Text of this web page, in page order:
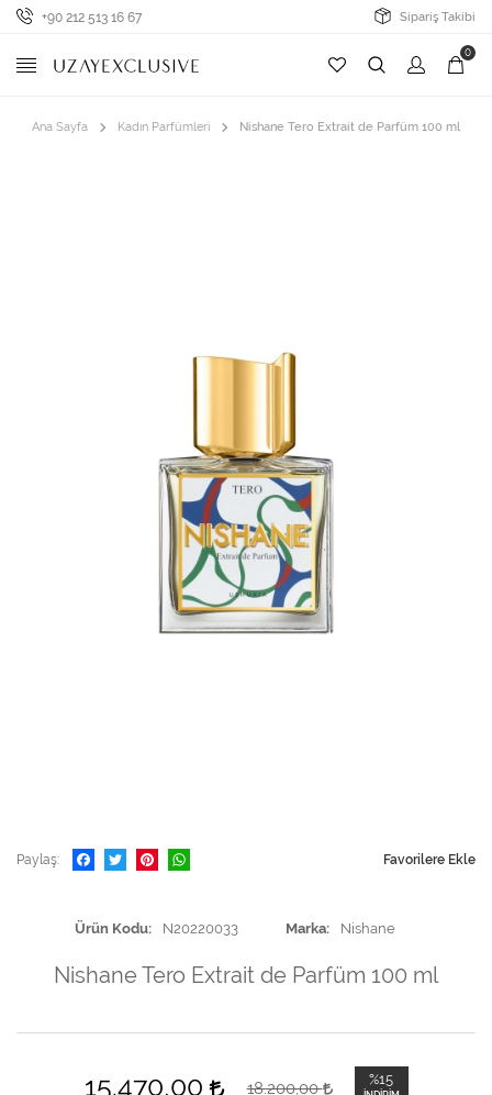
+90 212 513 16 67 Sipariş Takibi
0
Ana Sayfa Kadın Parfümleri Nishane Tero Extrait de Parfüm 100 ml
Paylaş Favorilere Ekle
Ürün Kodu N20220033 Marka Nishane
Nishane Tero Extrait de Parfüm 100 ml
15.470,00 18.200,00 %15